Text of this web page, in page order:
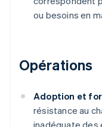
ou besoins en
Opérations
Adoption et
résistance au